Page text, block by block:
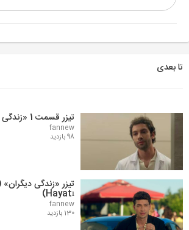
تا بعدی
تیزر قسمت 1 «زندگی دیگران»
fannew
98 بازدید
Hayatı)
fannew
130 بازدید